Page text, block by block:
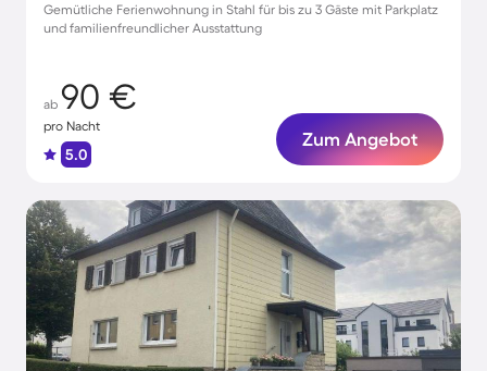
Gemütliche Ferienwohnung in Stahl für bis zu 3 Gäste mit Parkplatz
und familienfreundlicher Ausstattung
ab 90 €
pro Nacht
5.0
Zum Angebot